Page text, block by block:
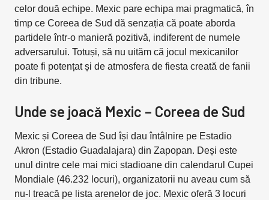
celor două echipe. Mexic pare echipa mai pragmatică, în
timp ce Coreea de Sud dă senzația că poate aborda
partidele într-o manieră pozitivă, indiferent de numele
adversarului. Totuși, să nu uităm că jocul mexicanilor
poate fi potențat și de atmosfera de fiesta creată de fanii
din tribune.
Unde se joacă Mexic – Coreea de Sud
Mexic și Coreea de Sud își dau întâlnire pe Estadio
Akron (Estadio Guadalajara) din Zapopan. Deși este
unul dintre cele mai mici stadioane din calendarul Cupei
Mondiale (46.232 locuri), organizatorii nu aveau cum să
nu-l treacă pe lista arenelor de joc. Mexic oferă 3 locuri